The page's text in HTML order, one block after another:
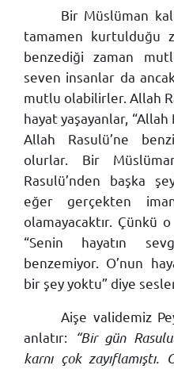
Bir Müslüman
tamamen kurtulduğu
benzediği zaman
seven insanlar da
mutlu olabilirler. Allah
hayat yaşayanlar, “Allah
Allah Rasulü’ne
olurlar. Bir
Rasulü’nden başka
eğer gerçekten
olamayacaktır. Çünkü
“Senin hayatın
benzemiyor. O’nun
bir şey yoktu” diye
Aişe validemiz
anlatır:
“Bir gün
karnı çok